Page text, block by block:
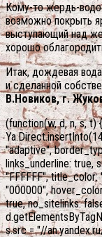
Кому-то жердь-
возможно покрыть
выступающий над
хорошо
Итак, дождевая
и сделанной
В.Новиков, г.
(function(w, d, n, s, t)
"adaptive",
links_underline: true,
"FFFFFF",
"000000",
true, no_sitelinks:
s.src = "//